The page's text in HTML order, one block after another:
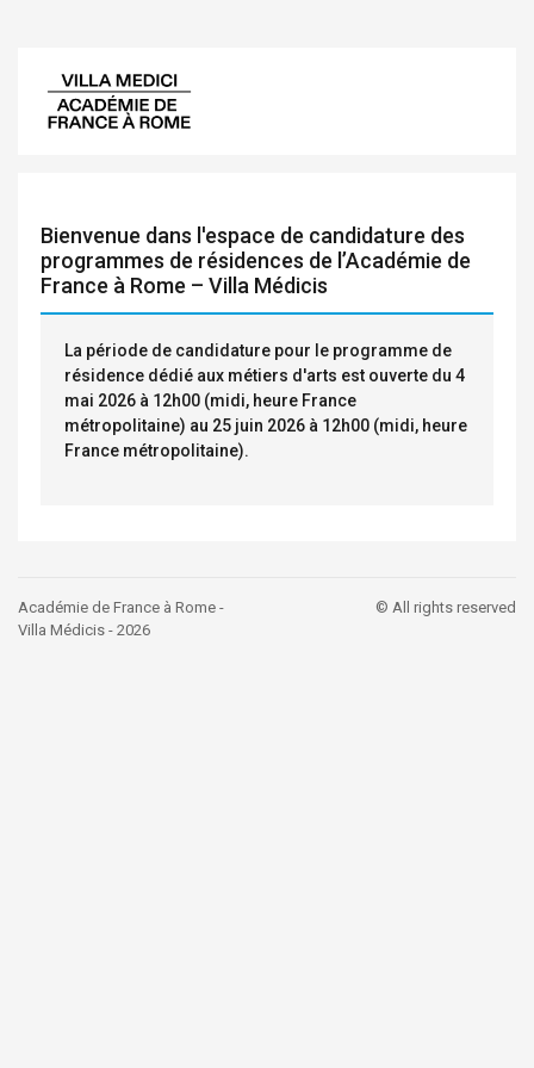
Bienvenue dans l'espace de candidature des
programmes de résidences de l’Académie de
France à Rome – Villa Médicis
La période de candidature pour le programme de
résidence dédié aux métiers d'arts est ouverte du 4
mai 2026 à 12h00 (midi, heure France
métropolitaine) au 25 juin 2026 à 12h00 (midi, heure
France métropolitaine).
Académie de France à Rome -
Villa Médicis - 2026
© All rights reserved